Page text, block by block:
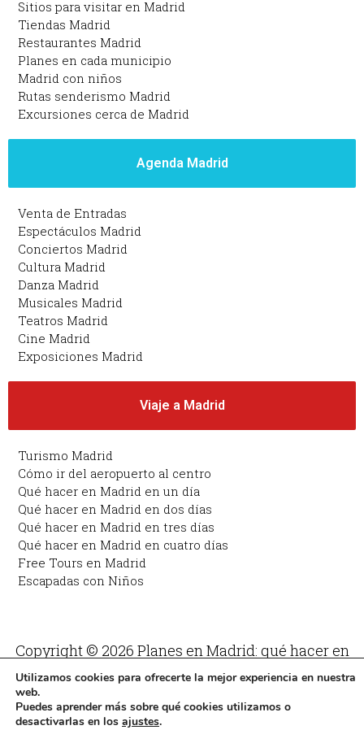
Sitios para visitar en Madrid
Tiendas Madrid
Restaurantes Madrid
Planes en cada municipio
Madrid con niños
Rutas senderismo Madrid
Excursiones cerca de Madrid
Agenda Madrid
Venta de Entradas
Espectáculos Madrid
Conciertos Madrid
Cultura Madrid
Danza Madrid
Musicales Madrid
Teatros Madrid
Cine Madrid
Exposiciones Madrid
Viaje a Madrid
Turismo Madrid
Cómo ir del aeropuerto al centro
Qué hacer en Madrid en un día
Qué hacer en Madrid en dos días
Qué hacer en Madrid en tres días
Qué hacer en Madrid en cuatro días
Free Tours en Madrid
Escapadas con Niños
Copyright © 2026 Planes en Madrid: qué hacer en
Madrid | Funciona con Planes en Madrid: qué hacer
Utilizamos cookies para ofrecerte la mejor experiencia en nuestra
web.
Puedes aprender más sobre qué cookies utilizamos o
desactivarlas en los ajustes.